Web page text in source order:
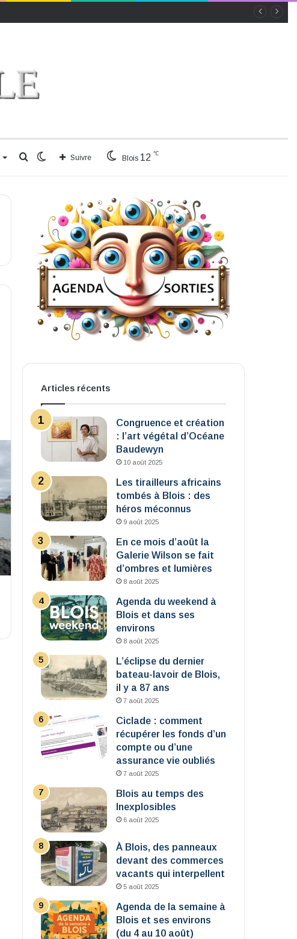
Blois 12 ℃
Suivre
Switch
Rechercher
Articles récents
Congruence et création
: l’art végétal d’Océane
Baudewyn
10 août 2025
Les tirailleurs africains
tombés à Blois : des
héros méconnus
9 août 2025
En ce mois d’août la
Galerie Wilson se fait
d’ombres et lumières
8 août 2025
Agenda du weekend à
Blois et dans ses
environs
8 août 2025
L’éclipse du dernier
bateau-lavoir de Blois,
il y a 87 ans
7 août 2025
Ciclade : comment
récupérer les fonds d’un
compte ou d’une
assurance vie oubliés
7 août 2025
Blois au temps des
Inexplosibles
6 août 2025
À Blois, des panneaux
devant des commerces
vacants qui interpellent
5 août 2025
Agenda de la semaine à
Blois et ses environs
(du 4 au 10 août)